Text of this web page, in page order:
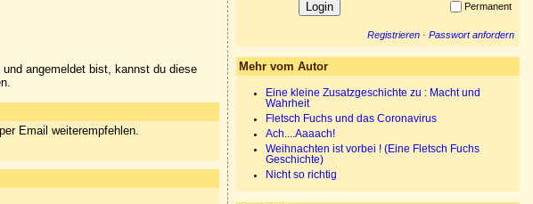
und angemeldet bist, kannst du diese
Email weiterempfehlen.
Permanent
Registrieren · Passwort anfordern
Mehr vom Autor
Eine kleine Zusatzgeschichte zu : Macht und
Wahrheit
Fletsch Fuchs und das Coronavirus
Ach....Aaaach!
Weihnachten ist vorbei ! (Eine Fletsch Fuchs
Geschichte)
Nicht so richtig